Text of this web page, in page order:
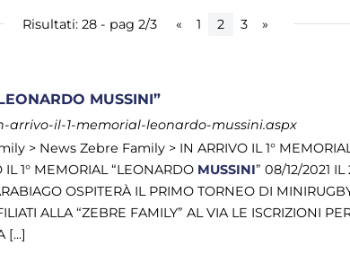
Risultati: 28 - pag 2/3 « 1 2 3 »
MUSSINI”
il-1-memorial-leonardo-mussini.aspx
> News Zebre Family > IN ARRIVO IL 1°
IL 1° MEMORIAL “LEONARDO MUSSINI” 08/12/2021 IL
OSPITERÀ IL PRIMO TORNEO DI
ALLA “ZEBRE FAMILY” AL VIA LE ISCRIZIONI
[...]